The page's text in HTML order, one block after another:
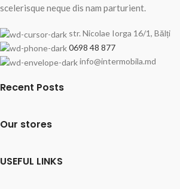
scelerisque neque dis nam parturient.
str. Nicolae Iorga 16/1, Bălți
0698 48 877
info@intermobila.md
Recent Posts
Our stores
USEFUL LINKS